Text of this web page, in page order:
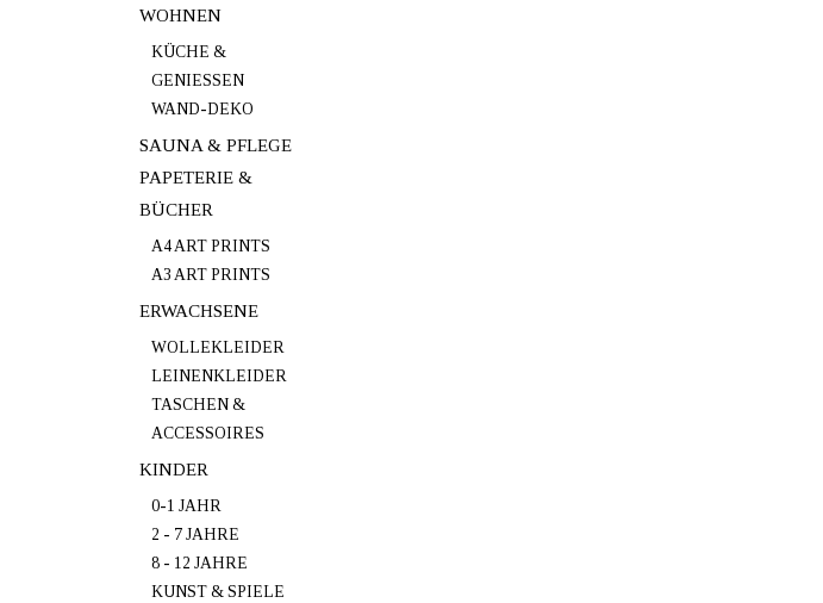
WOHNEN
KÜCHE &
GENIESSEN
WAND-DEKO
SAUNA & PFLEGE
PAPETERIE &
BÜCHER
A4 ART PRINTS
A3 ART PRINTS
ERWACHSENE
WOLLEKLEIDER
LEINENKLEIDER
TASCHEN &
ACCESSOIRES
KINDER
0-1 JAHR
2 - 7 JAHRE
8 - 12 JAHRE
KUNST & SPIELE